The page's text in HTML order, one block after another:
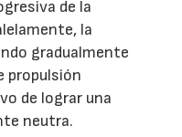
de la
la
gradualmente
propulsión
de lograr una
neutra.